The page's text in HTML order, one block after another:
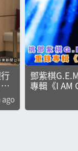
鄧紫棋
專輯《I AM